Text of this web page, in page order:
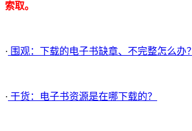
索取。
· 围观：下载的电子书缺章、不完整怎么办？
· 干货：电子书资源是在哪下载的？